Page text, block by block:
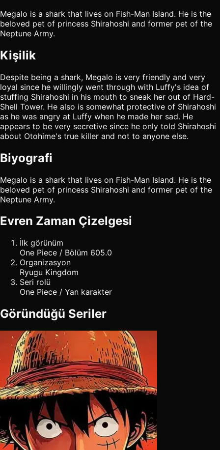
Megalo is a shark that lives on Fish-Man Island. He is the
beloved pet of princess Shirahoshi and former pet of the
Neptune Army.
Kişilik
Despite being a shark, Megalo is very friendly and very
loyal since he willingly went through with Luffy's idea of
stuffing Shirahoshi in his mouth to sneak her out of Hard-
Shell Tower. He also is somewhat protective of Shirahoshi
as he was angry at Luffy when he made her sad. He
appears to be very secretive since he only told Shirahoshi
about Otohime's true killer and not to anyone else.
Biyografi
Megalo is a shark that lives on Fish-Man Island. He is the
beloved pet of princess Shirahoshi and former pet of the
Neptune Army.
Evren Zaman Çizelgesi
İlk görünüm
One Piece / Bölüm 605.0
Organizasyon
Ryugu Kingdom
Seri rolü
One Piece / Yan karakter
Göründüğü Seriler